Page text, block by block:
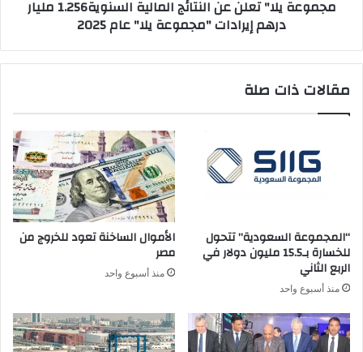
إيرادات
مجموعة يلا" تعلن عن النتائج المالية السنوية1.256 مليار
درهم إيرادات "مجموعة يلا" عام 2025
مقالات ذات صلة
“المجموعة السعودية” تتحول
للخسارة بـ15.5 مليون دولار في
الربع الثاني
منذ أسبوع واحد
الأموال الساخنة تعود للخروج من
مصر
منذ أسبوع واحد